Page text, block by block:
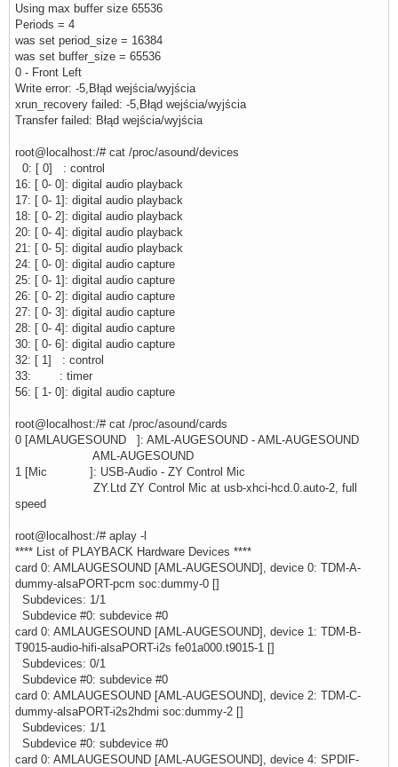
Using max buffer size 65536
Periods = 4
was set period_size = 16384
was set buffer_size = 65536
0 - Front Left
Write error: -5,Błąd wejścia/wyjścia
xrun_recovery failed: -5,Błąd wejścia/wyjścia
Transfer failed: Błąd wejścia/wyjścia
root@localhost:/# cat /proc/asound/devices
0: [ 0] : control
16: [ 0- 0]: digital audio playback
17: [ 0- 1]: digital audio playback
18: [ 0- 2]: digital audio playback
20: [ 0- 4]: digital audio playback
21: [ 0- 5]: digital audio playback
24: [ 0- 0]: digital audio capture
25: [ 0- 1]: digital audio capture
26: [ 0- 2]: digital audio capture
27: [ 0- 3]: digital audio capture
28: [ 0- 4]: digital audio capture
30: [ 0- 6]: digital audio capture
32: [ 1] : control
33: : timer
56: [ 1- 0]: digital audio capture
root@localhost:/# cat /proc/asound/cards
0 [AMLAUGESOUND ]: AML-AUGESOUND - AML-AUGESOUND
AML-AUGESOUND
1 [Mic ]: USB-Audio - ZY Control Mic
ZY.Ltd ZY Control Mic at usb-xhci-hcd.0.auto-2, full
speed
root@localhost:/# aplay -l
**** List of PLAYBACK Hardware Devices ****
card 0: AMLAUGESOUND [AML-AUGESOUND], device 0: TDM-A-
dummy-alsaPORT-pcm soc:dummy-0 []
Subdevices: 1/1
Subdevice #0: subdevice #0
card 0: AMLAUGESOUND [AML-AUGESOUND], device 1: TDM-B-
T9015-audio-hifi-alsaPORT-i2s fe01a000.t9015-1 []
Subdevices: 0/1
Subdevice #0: subdevice #0
card 0: AMLAUGESOUND [AML-AUGESOUND], device 2: TDM-C-
dummy-alsaPORT-i2s2hdmi soc:dummy-2 []
Subdevices: 1/1
Subdevice #0: subdevice #0
card 0: AMLAUGESOUND [AML-AUGESOUND], device 4: SPDIF-